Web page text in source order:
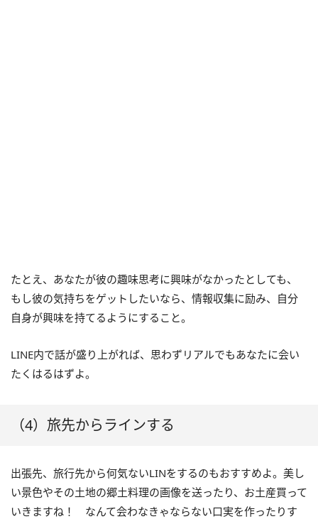
たとえ、あなたが彼の趣味思考に興味がなかったとしても、
もし彼の気持ちをゲットしたいなら、情報収集に励み、自分
自身が興味を持てるようにすること。
LINE内で話が盛り上がれば、思わずリアルでもあなたに会い
たくはるはずよ。
（4）旅先からラインする
出張先、旅行先から何気ないLINをするのもおすすめよ。美し
い景色やその土地の郷土料理の画像を送ったり、お土産買って
いきますね！ なんて会わなきゃならない口実を作ったりす